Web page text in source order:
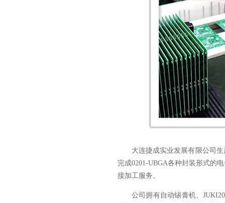
大连捷成实业发展有限公司
完成0201-UBGA各种封装形式的
接加工服务。
公司拥有自动锡膏机、